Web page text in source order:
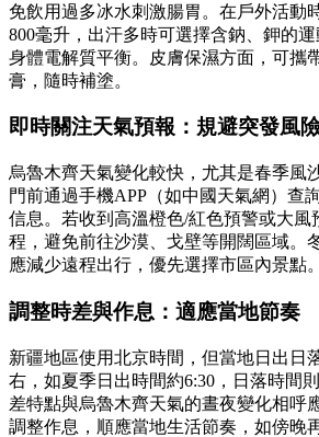
免飲用過多冰水刺激腸胃。在戶外活動
800毫升，出汗多時可選擇含鈉、鉀的
身體電解質平衡。皮膚保濕方面，可攜
膏，隨時補塗。
即時關注天氣預報：規避突發風
烏魯木齊天氣變化較快，尤其是春季風
門前通過手機APP（如中國天氣網）查
信息。若收到高溫橙色/紅色預警或大風
程，避免前往沙漠、戈壁等開闊區域。
應減少遠程出行，優先選擇市區內景點。
調整時差與作息：適應當地節奏
新疆地區使用北京時間，但當地日出日
右，如夏季日出時間約6:30，日落時間
差特點與烏魯木齊天氣的晝夜變化相呼
調整作息，順應當地生活節奏，如傍晚